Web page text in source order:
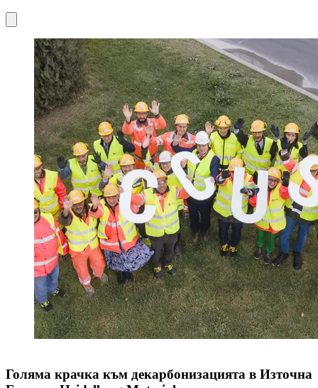
Голяма крачка към декарбонизацията в Източна